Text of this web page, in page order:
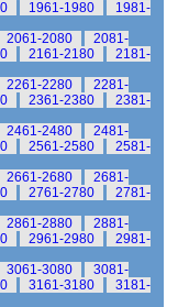
1961-1980
1981-
2061-2080
2081-
2161-2180
2181-
2261-2280
2281-
2361-2380
2381-
2461-2480
2481-
2561-2580
2581-
2661-2680
2681-
2761-2780
2781-
2861-2880
2881-
2961-2980
2981-
3061-3080
3081-
3161-3180
3181-